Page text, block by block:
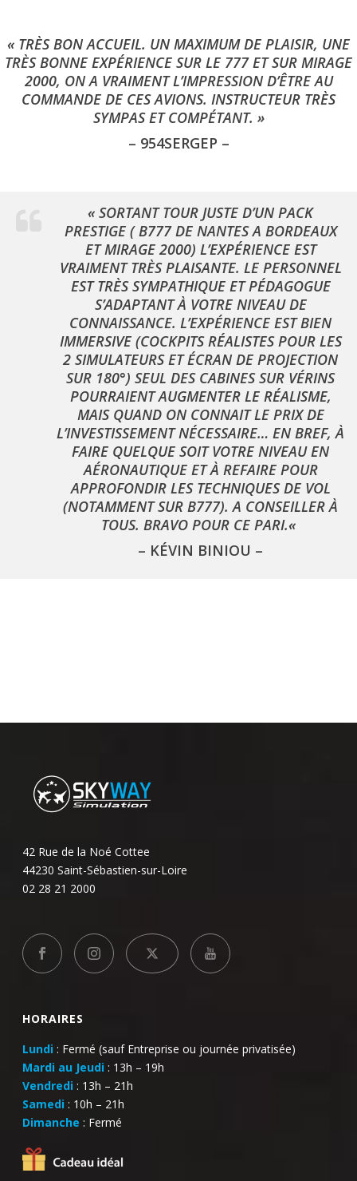
« TRÈS BON ACCUEIL. UN MAXIMUM DE PLAISIR, UNE
TRÈS BONNE EXPÉRIENCE SUR LE 777 ET SUR MIRAGE
2000, ON A VRAIMENT L’IMPRESSION D’ÊTRE AU
COMMANDE DE CES AVIONS. INSTRUCTEUR TRÈS
SYMPAS ET COMPÉTANT. »
– 954SERGEP –
« SORTANT TOUR JUSTE D’UN PACK
PRESTIGE ( B777 DE NANTES A BORDEAUX
ET MIRAGE 2000) L’EXPÉRIENCE EST
VRAIMENT TRÈS PLAISANTE. LE PERSONNEL
EST TRÈS SYMPATHIQUE ET PÉDAGOGUE
S’ADAPTANT À VOTRE NIVEAU DE
CONNAISSANCE. L’EXPÉRIENCE EST BIEN
IMMERSIVE (COCKPITS RÉALISTES POUR LES
2 SIMULATEURS ET ÉCRAN DE PROJECTION
SUR 180°) SEUL DES CABINES SUR VÉRINS
POURRAIENT AUGMENTER LE RÉALISME,
MAIS QUAND ON CONNAIT LE PRIX DE
L’INVESTISSEMENT NÉCESSAIRE… EN BREF, À
FAIRE QUELQUE SOIT VOTRE NIVEAU EN
AÉRONAUTIQUE ET À REFAIRE POUR
APPROFONDIR LES TECHNIQUES DE VOL
(NOTAMMENT SUR B777). A CONSEILLER À
TOUS. BRAVO POUR CE PARI.«
– KÉVIN BINIOU –
42 Rue de la Noé Cottee
44230 Saint-Sébastien-sur-Loire
02 28 21 2000
HORAIRES
Lundi : Fermé (sauf Entreprise ou journée privatisée)
Mardi au Jeudi : 13h – 19h
Vendredi : 13h – 21h
Samedi : 10h – 21h
Dimanche : Fermé